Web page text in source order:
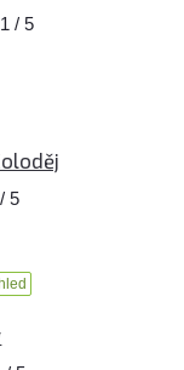
1 / 5
5